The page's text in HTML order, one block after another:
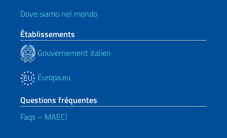
Dove siamo nel mondo
Établissements
Gouvernement italien
Europa.eu
Questions fréquentes
Faqs – MAECI